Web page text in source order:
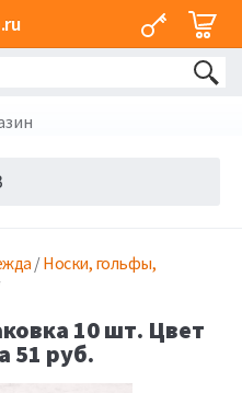
/Носки, гольфы,
10 шт. Цвет
51 руб.